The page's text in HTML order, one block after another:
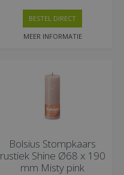
MEER INFORMATIE
BESTEL DIRECT
Bolsius Stompkaars
rustiek Shine Ø68 x 190
mm Misty pink